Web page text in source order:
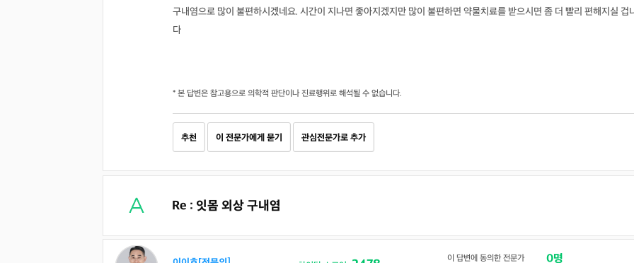
구내염으로 많이 불편하시겠네요. 시간이 지나면 좋아지겠지만 많이 불편하면 약물치료를 받으시면 좀 더 빨리 편해지실 겁
다
* 본 답변은 참고용으로 의학적 판단이나 진료행위로 해석될 수 없습니다.
추천 이 전문가에게 묻기 관심전문가로 추가
Re : 잇몸 외상 구내염
이 답변에 동의한 전문가 0명